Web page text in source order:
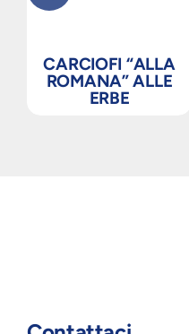
CARCIOFI “ALLA
ROMANA” ALLE
ERBE